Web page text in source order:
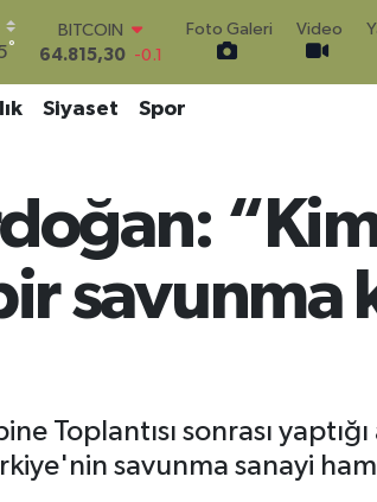
°
DOLAR
47,7436 0.18
EURO
55,2510
0.32
6660.55
BİST100
13.779
BITCOIN
64.815,30
-0.1
Foto Galeri Video
Siyaset Spor
savunma
Toplantısı sonrası
savunma sanayi